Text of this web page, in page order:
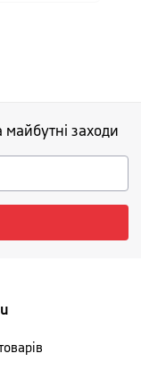
майбутні заходи